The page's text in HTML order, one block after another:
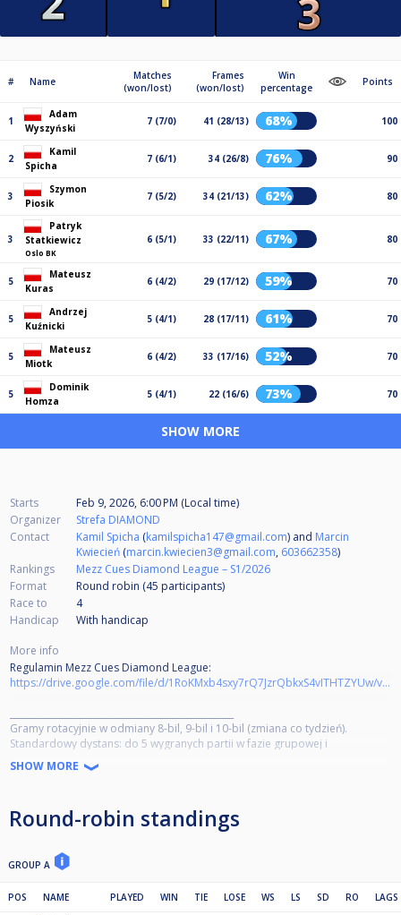
# Name
Matches
(won/lost)
Frames
(won/lost)
Win
percentage
Points
1
Adam
Wyszyński
7 (7/0) 41 (28/13) 68% 100
2
Kamil
Spicha
7 (6/1) 34 (26/8) 76% 90
3
Szymon
Piosik
7 (5/2) 34 (21/13) 62% 80
3
Patryk
Statkiewicz
Oslo BK
6 (5/1) 33 (22/11) 67% 80
5
Mateusz
Kuras
6 (4/2) 29 (17/12) 59% 70
5
Andrzej
Kuźnicki
5 (4/1) 28 (17/11) 61% 70
5
Mateusz
Miotk
6 (4/2) 33 (17/16) 52% 70
5
Dominik
Homza
5 (4/1) 22 (16/6) 73% 70
SHOW MORE
Starts
Feb 9, 2026, 6:00 PM (Local time)
Organizer
Strefa DIAMOND
Contact
Kamil Spicha (kamilspicha147@gmail.com) and Marcin
Kwiecień (marcin.kwiecien3@gmail.com, 603662358)
Rankings
Mezz Cues Diamond League – S1/2026
Format
Round robin (45 participants)
Race to
4
Handicap
With handicap
More info
Regulamin Mezz Cues Diamond League:
https://drive.google.com/file/d/1RoKMxb4sxy7rQ7JzrQbkxS4vITHTZYUw/view?usp=sharing
Gramy rotacyjnie w odmiany 8-bil, 9-bil i 10-bil (zmiana co tydzień).
Standardowy dystans: do 5 wygranych partii w fazie grupowej i
pucharowej. Organizator może dostosować dystans w zależności od liczby
uczestników.
kolejnością: liczba zwycięstw → bilans partii → bezpośredni pojedynek.
Faza pucharowa: system pojedynczej eliminacji (1KO).
SHOW MORE
Round-robin standings
GROUP A
POS NAME PLAYED WIN TIE LOSE WS LS SD RO LAGS